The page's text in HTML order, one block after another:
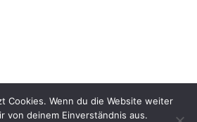
Cookies. Wenn du die Website weiter
von deinem Einverständnis aus.